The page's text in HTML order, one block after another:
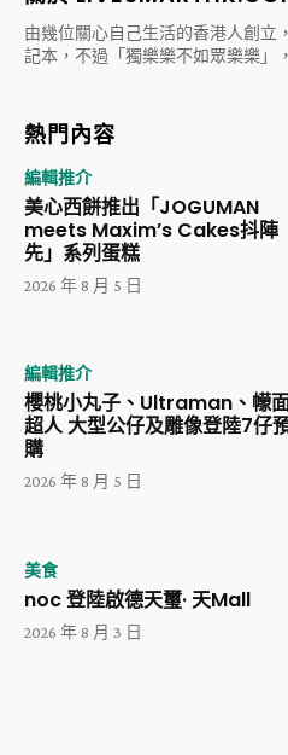
由幾位關心自己生活的香港人創立
記本，不過「獨樂樂不如眾樂樂」
熱門內容
編輯推介
美心西餅推出「JOGUMAN
meets Maxim’s Cakes抖陣
先」系列蛋糕
2026 年 8 月 5 日
編輯推介
櫻桃小丸子、Ultraman、幪
超人 大型公仔及雕像登陸7仔
購
2026 年 8 月 5 日
美食
noc 登陸啟德天璽· 天Mall
2026 年 8 月 3 日